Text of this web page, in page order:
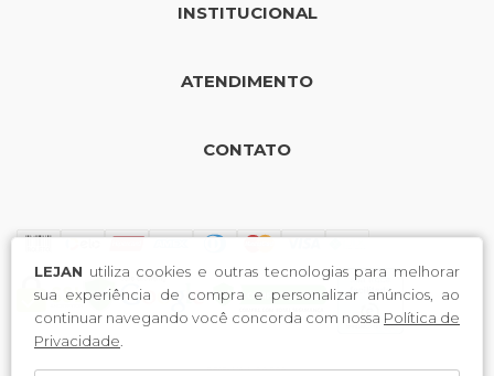
LEJAN utiliza cookies e outras tecnologias para melhorar
sua experiência de compra e personalizar anúncios, ao
continuar navegando você concorda com nossa Política de
Privacidade
INSTITUCIONAL
ATENDIMENTO
CONTATO